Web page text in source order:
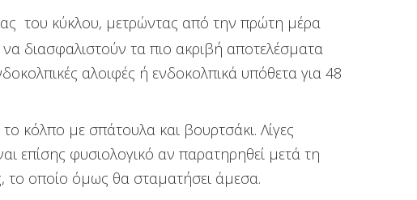
του κύκλου, μετρώντας από την πρώτη μέρα
διασφαλιστούν τα πιο ακριβή αποτελέσματα
αλοιφές ή ενδοκολπικά υπόθετα για 48
κόλπο με σπάτουλα και βουρτσάκι. Λίγες
επίσης φυσιολογικό αν παρατηρηθεί μετά τη
το οποίο όμως θα σταματήσει άμεσα.